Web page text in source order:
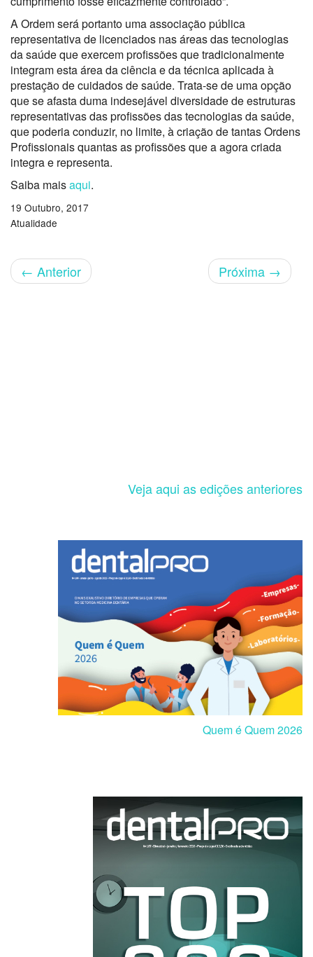
A Ordem será portanto uma associação pública
representativa de licenciados nas áreas das tecnologias
da saúde que exercem profissões que tradicionalmente
integram esta área da ciência e da técnica aplicada à
prestação de cuidados de saúde. Trata-se de uma opção
que se afasta duma indesejável diversidade de estruturas
representativas das profissões das tecnologias da saúde,
que poderia conduzir, no limite, à criação de tantas Ordens
Profissionais quantas as profissões que a agora criada
integra e representa.
Saiba maisaqui.
19 Outubro, 2017
Atualidade
← Anterior Próxima →
Veja aqui as edições anteriores
Quem é Quem 2026